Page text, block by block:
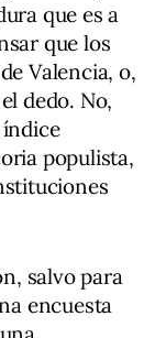
que es a
que los
Valencia, o,
dedo. No,
populista,
salvo para
encuesta